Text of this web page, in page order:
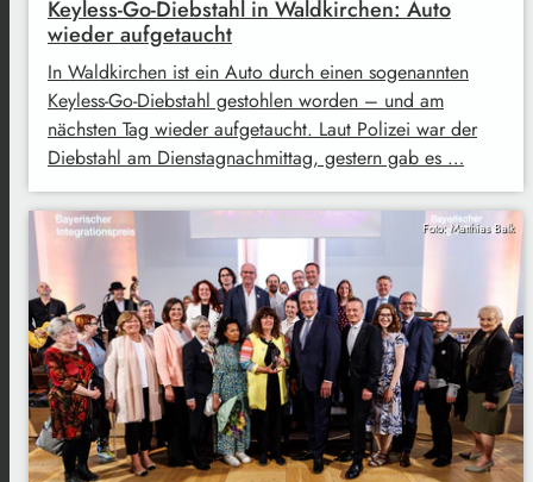
Keyless-Go-Diebstahl in Waldkirchen: Auto
wieder aufgetaucht
In Waldkirchen ist ein Auto durch einen sogenannten
Keyless-Go-Diebstahl gestohlen worden – und am
nächsten Tag wieder aufgetaucht. Laut Polizei war der
Diebstahl am Dienstagnachmittag, gestern gab es …
Foto: Matthias Balk